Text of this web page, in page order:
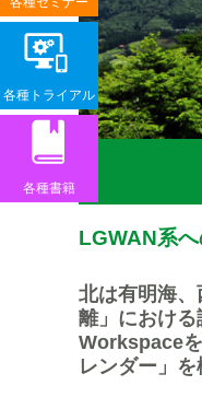
各種トライアル
各種書籍
LGWAN系
北は有明海
離」におけ
Workspace
レンダー」